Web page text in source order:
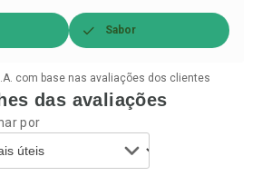
Sabor
com base nas avaliações dos clientes
das avaliações
por